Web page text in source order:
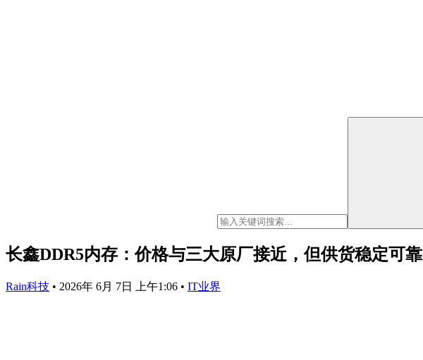
长鑫DDR5内存：价格与三大原厂接近，但供货稳定可靠
Rain科技 • 2026年 6月 7日 上午1:06 • IT业界